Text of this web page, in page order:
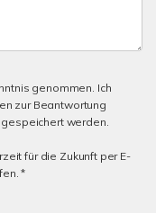
genommen. Ich
zur Beantwortung
werden.
für die Zukunft per E-
*